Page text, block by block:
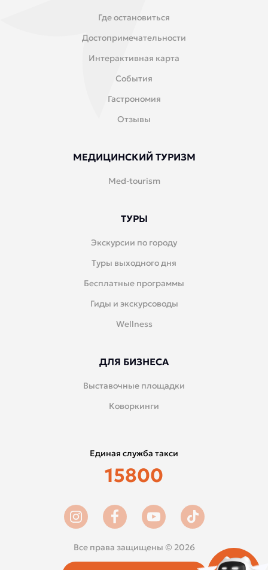
Где остановиться
Достопримечательности
Интерактивная карта
События
Гастрономия
Отзывы
МЕДИЦИНСКИЙ ТУРИЗМ
Med-tourism
ТУРЫ
Экскурсии по городу
Туры выходного дня
Бесплатные программы
Гиды и экскурсоводы
Wellness
ДЛЯ БИЗНЕСА
Выставочные площадки
Коворкинги
Все права защищены © 2026
Единая служба такси
15800